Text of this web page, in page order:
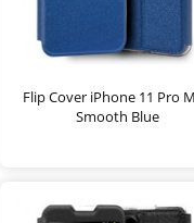
Flip Cover iPhone 11 Pro
Smooth Blue